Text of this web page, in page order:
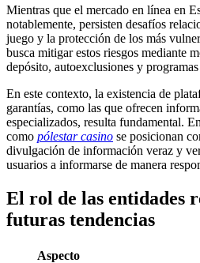
Mientras que el mercado en línea en
notablemente, persisten desafíos
juego y la protección de los más
busca mitigar estos riesgos mediante
depósito, autoexclusiones y
En este contexto, la existencia de
garantías, como las que ofrecen
especializados, resulta fundamental.
como pólestar casino se posicionan
divulgación de información veraz y
usuarios a informarse de manera
El rol de las entidades
futuras tendencias
Aspecto